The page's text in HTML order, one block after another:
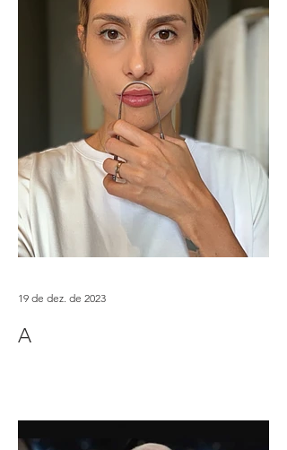
A
19 de dez. de 2023